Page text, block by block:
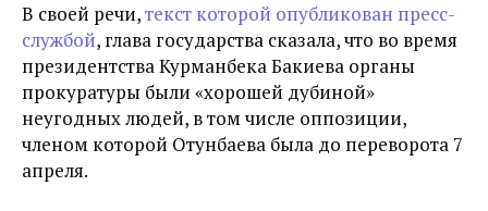
В своей речи,текст которой опубликован пресс-
службой, глава государства сказала, что во время
президентства Курманбека Бакиева органы
прокуратуры были «хорошей дубиной»
неугодных людей, в том числе оппозиции,
членом которой Отунбаева была до переворота 7
апреля.